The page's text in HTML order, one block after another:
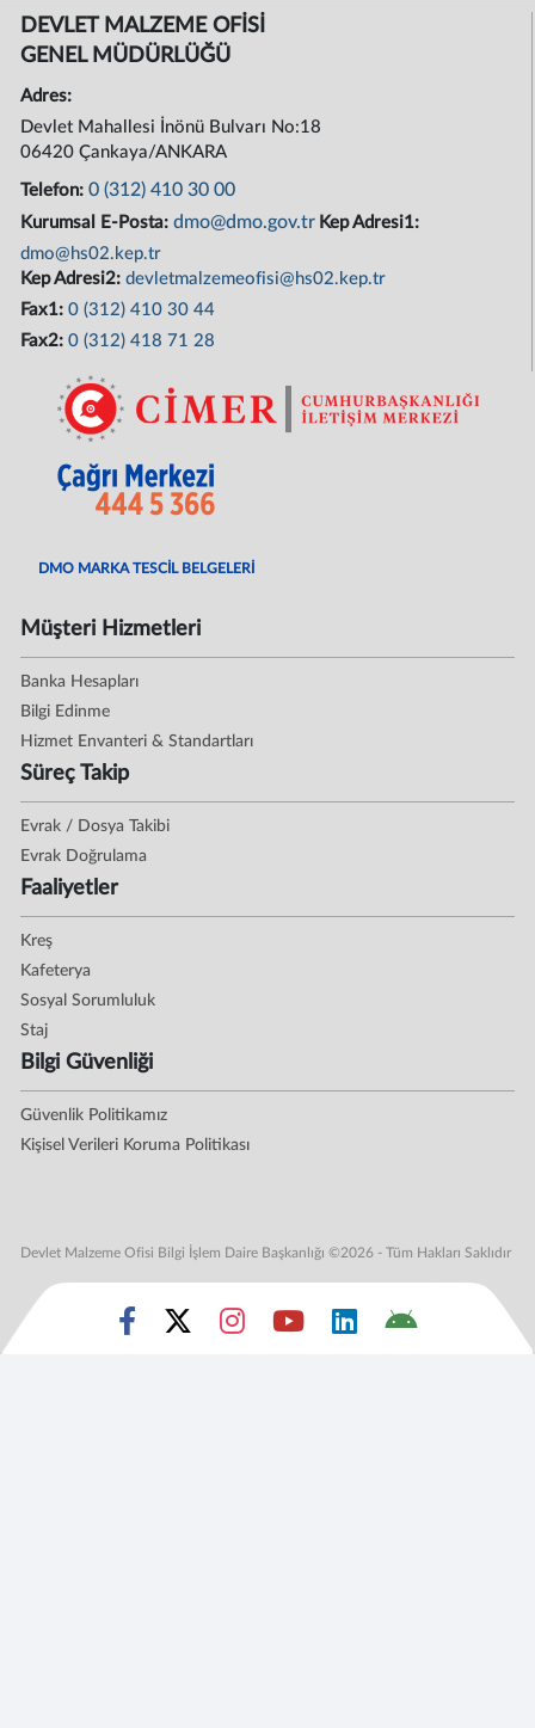
DEVLET MALZEME OFİSİ
GENEL MÜDÜRLÜĞÜ
Adres:
Devlet Mahallesi İnönü Bulvarı No:18
06420 Çankaya/ANKARA
Telefon:0 (312) 410 30 00
Kurumsal E-Posta:dmo@dmo.gov.tr Kep Adresi1:
dmo@hs02.kep.tr
Kep Adresi2:devletmalzemeofisi@hs02.kep.tr
Fax1:0 (312) 410 30 44
Fax2:0 (312) 418 71 28
DMO MARKA TESCİL BELGELERİ
Müşteri Hizmetleri
Banka Hesapları
Bilgi Edinme
Hizmet Envanteri & Standartları
Süreç Takip
Evrak / Dosya Takibi
Evrak Doğrulama
Faaliyetler
Kreş
Kafeterya
Sosyal Sorumluluk
Staj
Bilgi Güvenliği
Güvenlik Politikamız
Kişisel Verileri Koruma Politikası
Devlet Malzeme Ofisi Bilgi İşlem Daire Başkanlığı ©2026 - Tüm Hakları Saklıdır